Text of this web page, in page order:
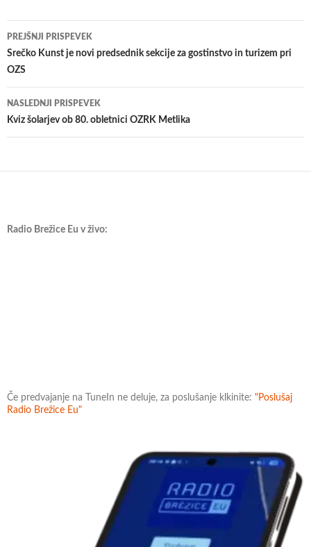
Krmarjenje
po
PREJŠNJI PRISPEVEK
Srečko Kunst je novi predsednik sekcije za gostinstvo in turizem pri
OZS
NASLEDNJI PRISPEVEK
Kviz šolarjev ob 80. obletnici OZRK Metlika
Radio Brežice Eu v živo:
Če predvajanje na TuneIn ne deluje, za poslušanje klkinite: "Poslušaj
Radio Brežice Eu"